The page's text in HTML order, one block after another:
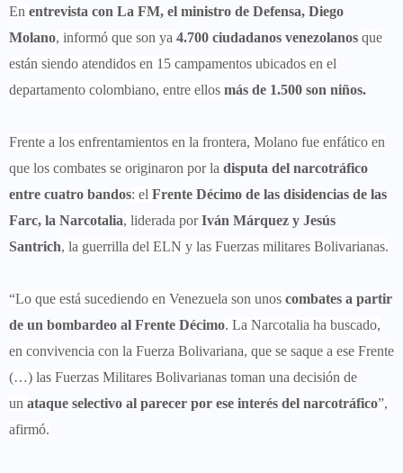
En entrevista con La FM, el ministro de Defensa, Diego
Molano, informó que son ya 4.700 ciudadanos venezolanos que
están siendo atendidos en 15 campamentos ubicados en el
departamento colombiano, entre ellos más de 1.500 son niños.
Frente a los enfrentamientos en la frontera, Molano fue enfático en
que los combates se originaron por la disputa del narcotráfico
entre cuatro bandos: el Frente Décimo de las disidencias de las
Farc, la Narcotalia, liderada porIván Márquez y Jesús
Santrich, la guerrilla del ELN y las Fuerzas militares Bolivarianas.
“Lo que está sucediendo en Venezuela son unos combates a partir
de un bombardeo al Frente Décimo. La Narcotalia ha buscado,
en convivencia con la Fuerza Bolivariana, que se saque a ese Frente
(…) las Fuerzas Militares Bolivarianas toman una decisión de
un ataque selectivo al parecer por ese interés del narcotráfico”,
afirmó.